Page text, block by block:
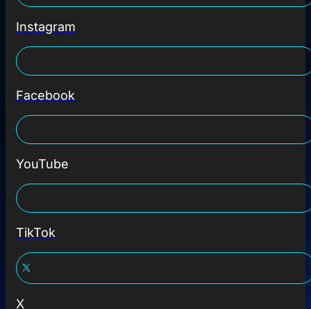
Instagram
Facebook
YouTube
TikTok
X